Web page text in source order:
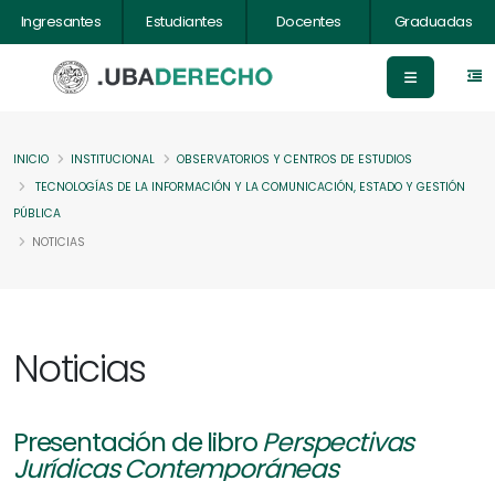
Ingresantes Estudiantes Docentes Graduadas
INICIO INSTITUCIONAL
OBSERVATORIOS Y CENTROS DE ESTUDIOS
TECNOLOGÍAS DE LA INFORMACIÓN Y LA COMUNICACIÓN, ESTADO Y GESTIÓN
PÚBLICA
NOTICIAS
Noticias
Presentación de libroPerspectivas
Jurídicas Contemporáneas